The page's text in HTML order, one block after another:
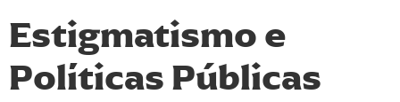
Estigmatismo e
Políticas Públicas